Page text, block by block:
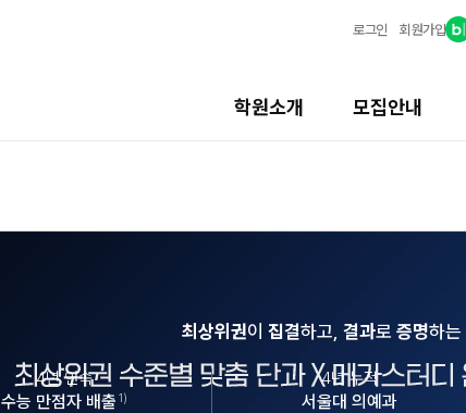
로그인 회원가입
학원소개 모집안내
최상위권이 집결하고, 결과로 증명하는
4년 연속
수능 만점자 배출 1)
4년 누적
서울대 의예과